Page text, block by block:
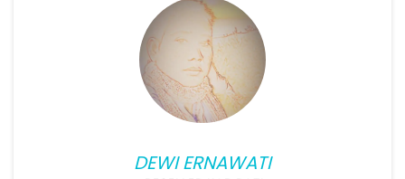
Position:
Reseller Kota
Surabaya
Alamat:Griya Pesona Asri
Jl. Medayu Pesona XV J30,
Medokan Ayu, Rungkut,
DEWI ERNAWATI